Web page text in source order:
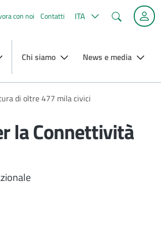
con noi Contatti ITA Cerca
Chi siamo News e media
di oltre 477 mila civici
la Connettività